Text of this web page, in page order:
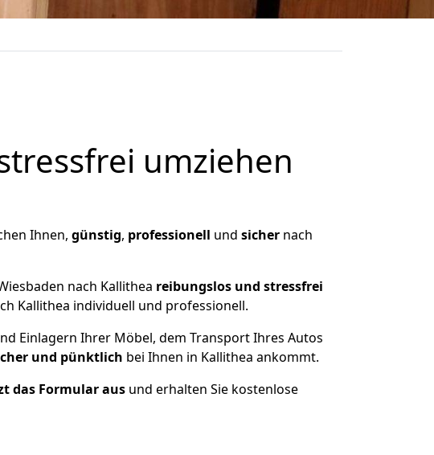
umziehen
Ihnen, günstig, professionell und sichernach
nach Kallithea reibungslos und stressfrei
Kallithea individuell und professionell.
Einlagern Ihrer Möbel, dem Transport Ihres Autos
und pünktlich bei Ihnen in Kallithea ankommt.
das Formular ausund erhalten Sie kostenlose